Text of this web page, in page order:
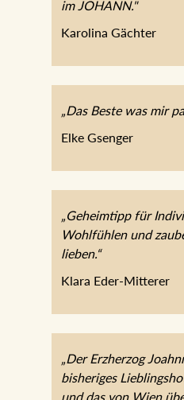
wir uns sehr wohl im
Karolina Gächter
„Das Beste was mir
Elke Gsenger
„Geheimtipp für
Wohlfühlen und
lieben.“
Klara Eder-Mitterer
„Der Erzherzog
bisheriges